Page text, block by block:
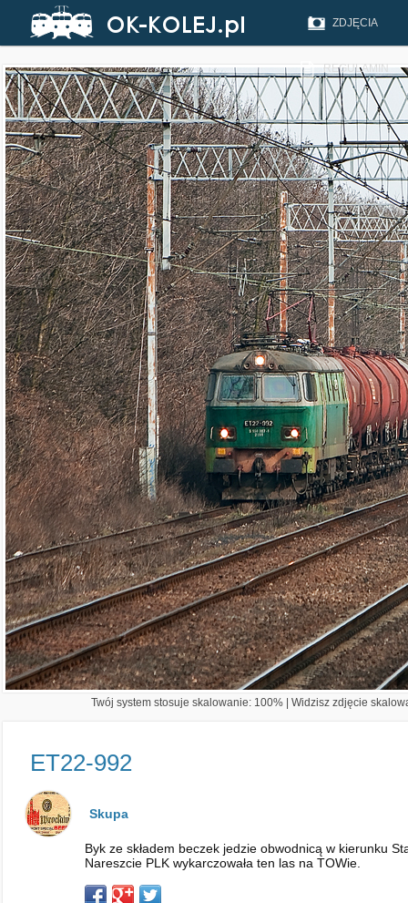
ZDJĘCIA
REGULAMIN
Twój system stosuje skalowanie: 100% | Widzisz zdjęcie
ET22-992
Skupa
Byk ze składem beczek jedzie obwodnicą w kierunku
Nareszcie PLK wykarczowała ten las na TOWie.